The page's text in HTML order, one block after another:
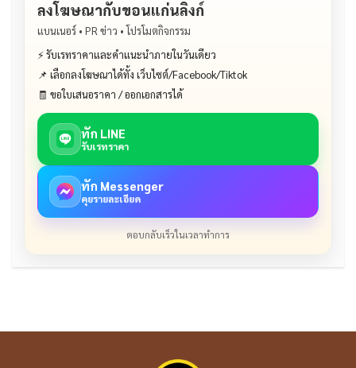
ลงโฆษณากับขอนแก่นลิงก์
แบนเนอร์ • PR ข่าว • โปรโมตกิจกรรม
⚡ รับเรทราคาและคำแนะนำภายในวันเดียว
📌 เลือกลงโฆษณาได้ทั้ง เว็บไซต์/Facebook/Tiktok
🧾 ขอใบเสนอราคา / ออกเอกสารได้
ทัก LINE
รับเรทราคา
ทัก Messenger
คุยรายละเอียด
ตอบกลับเร็วในเวลาทำการ